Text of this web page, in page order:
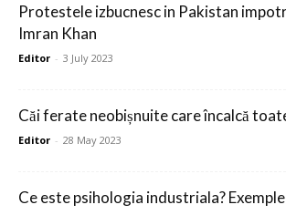
Protestele izbucnesc in Pakistan
Imran Khan
Editor - 3 July 2023
Căi ferate neobișnuite care încalcă
Editor - 28 May 2023
Ce este psihologia industriala?